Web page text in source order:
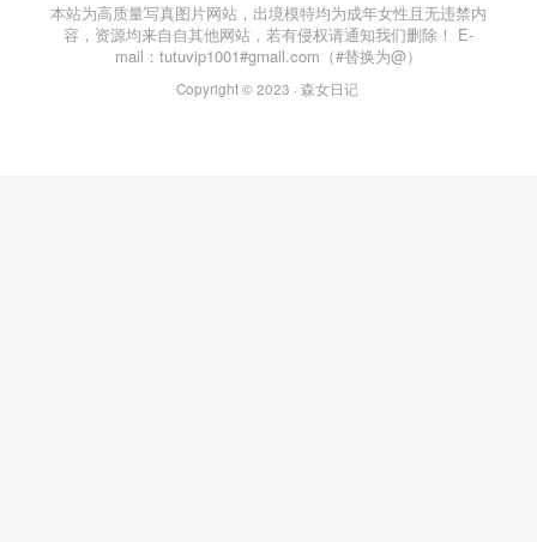
本站为高质量写真图片网站，出境模特均为成年女性且无违禁内
容，资源均来自自其他网站，若有侵权请通知我们删除！ E-
mail：tutuvip1001#gmail.com（#替换为@）
Copyright © 2023 · 森女日记